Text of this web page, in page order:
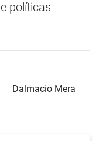
políticas
Dalmacio Mera